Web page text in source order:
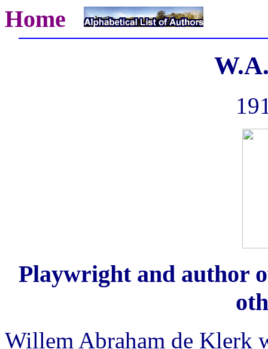
Home
Playwright and author
Willem Abraham de Klerk